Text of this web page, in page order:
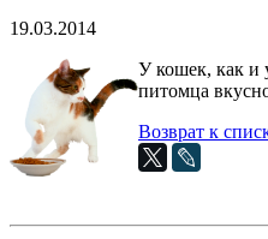
19.03.2014
У кошек, как и
питомца
Возврат к